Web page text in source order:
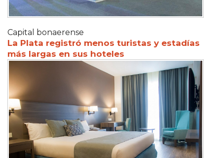
Capital bonaerense
La Plata registró menos turistas y estadías
más largas en sus hoteles